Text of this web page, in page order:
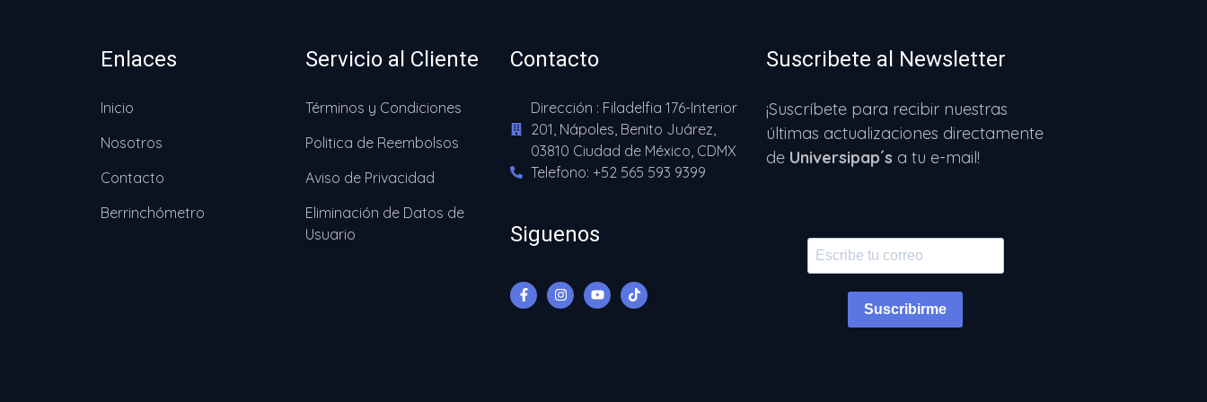
Enlaces
Inicio
Nosotros
Contacto
Berrinchómetro
Servicio al Cliente
Términos y Condiciones
Politica de Reembolsos
Aviso de Privacidad
Eliminación de Datos de
Usuario
Contacto
Dirección : Filadelfia 176-Interior
201, Nápoles, Benito Juárez,
03810 Ciudad de México, CDMX
Telefono: +52 565 593 9399
Siguenos
Suscribete al Newsletter
¡Suscríbete para recibir nuestras
últimas actualizaciones directamente
de Universipap´s a tu e-mail!
Suscribirme